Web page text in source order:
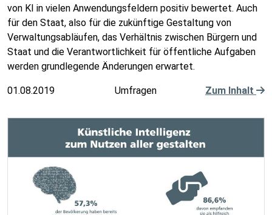
von KI in vielen Anwendungsfeldern positiv bewertet. Auch
für den Staat, also für die zukünftige Gestaltung von
Verwaltungsabläufen, das Verhältnis zwischen Bürgern und
Staat und die Verantwortlichkeit für öffentliche Aufgaben
werden grundlegende Änderungen erwartet.
01.08.2019 Umfragen Zum Inhalt